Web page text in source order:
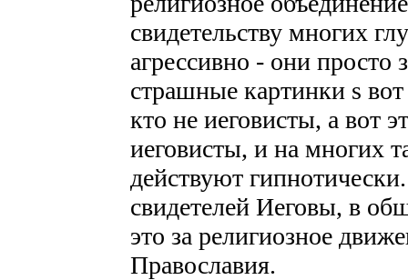
свидетельству многих
агрессивно - они
страшные картинки ѕ
кто не иеговисты, а вот
иеговисты, и на многих
действуют
свидетелей Иеговы, в
это за религиозное
Православия.